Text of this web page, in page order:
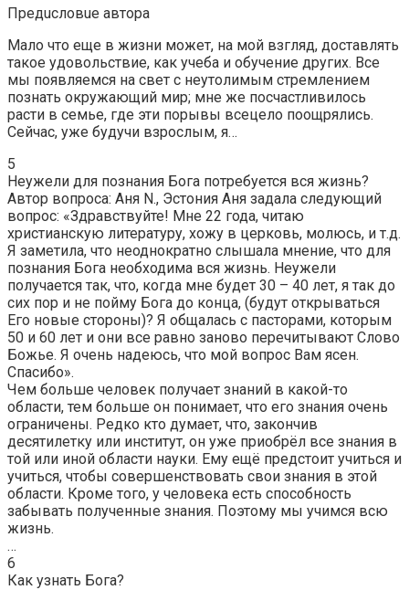
Пpeдucлoвue автора
Мало что еще в жизни может, на мой взгляд, доставлять
такое удовольствие, как учеба и обучение других. Все
мы появляемся на свет с неутолимым стремлением
познать окружающий мир; мне же посчастливилось
расти в семье, где эти порывы всецело поощрялись.
Сейчас, уже будучи взрослым, я…
5
Неужели для познания Бога потребуется вся жизнь?
Автор вопроса: Аня N., Эстония Аня задала следующий
вопрос: «Здравствуйте! Мне 22 года, читаю
христианскую литературу, хожу в церковь, молюсь, и т.д.
Я заметила, что неоднократно слышала мнение, что для
познания Бога необходима вся жизнь. Неужели
получается так, что, когда мне будет 30 – 40 лет, я так до
сих пор и не пойму Бога до конца, (будут открываться
Его новые стороны)? Я общалась с пасторами, которым
50 и 60 лет и они все равно заново перечитывают Слово
Божье. Я очень надеюсь, что мой вопрос Вам ясен.
Спасибо».
Чем больше человек получает знаний в какой-то
области, тем больше он понимает, что его знания очень
ограничены. Редко кто думает, что, закончив
десятилетку или институт, он уже приобрёл все знания в
той или иной области науки. Ему ещё предстоит учиться и
учиться, чтобы совершенствовать свои знания в этой
области. Кроме того, у человека есть способность
забывать полученные знания. Поэтому мы учимся всю
жизнь.
…
6
Как узнать Бога?